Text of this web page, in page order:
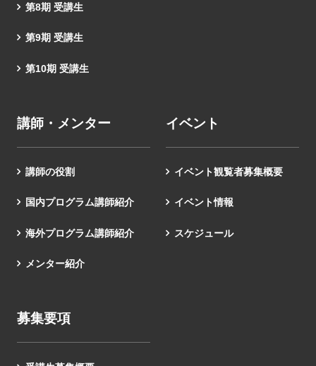
第8期 受講生
第9期 受講生
第10期 受講生
講師・メンター
講師の役割
国内プログラム講師紹介
海外プログラム講師紹介
メンター紹介
イベント
イベント観覧者募集概要
イベント情報
スケジュール
募集要項